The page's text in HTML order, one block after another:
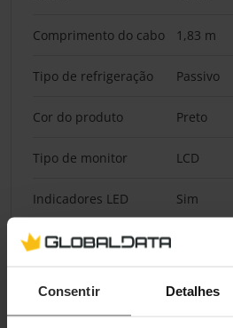
Consentir Detalhes
Comprimento do cabo 1,83 m
Tipo de refrigeração Passivo
Cor do produto Preto
Tipo de monitor LCD
Indicadores LED Sim
Condições ambientais
Temperatura de
funcionamento (T-T)
0 - 40 °C